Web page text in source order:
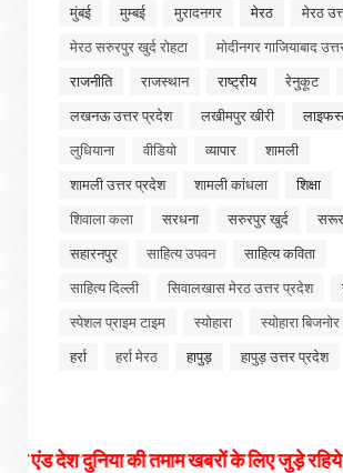
मुंबई
मुम्बई मुरादनगर मेरठ
मेरठ
मेरठ सरुरपुर खुर्द रोहटा
मोदीनगर गाजियाबाद
राजनीति
राजस्थान राष्ट्रीय रेनुकूट
लखनऊ उत्तर प्रदेश
लखीमपुर खीरी
लुधियाना
वीडियो व्यापार
शामली
शामली उत्तर प्रदेश
शामली कांधला
शिक्षा
शिवाला कला
सरधना सरुरपुर खुर्द
सहारनपुर
साहित्य उपवन
साहित्य कविता
साहित्य दिल्ली
सिवालखास मेरठ उत्तर प्रदेश
स्पेशल प्राइम टाइम
स्योहारा स्योहारा बिजनोर
हर्रा
हर्रा मेरठ हापुड़ हापुड़ उत्तर प्रदेश
की तमाम खबरों के लिए जुड़े रहिये हमसे...